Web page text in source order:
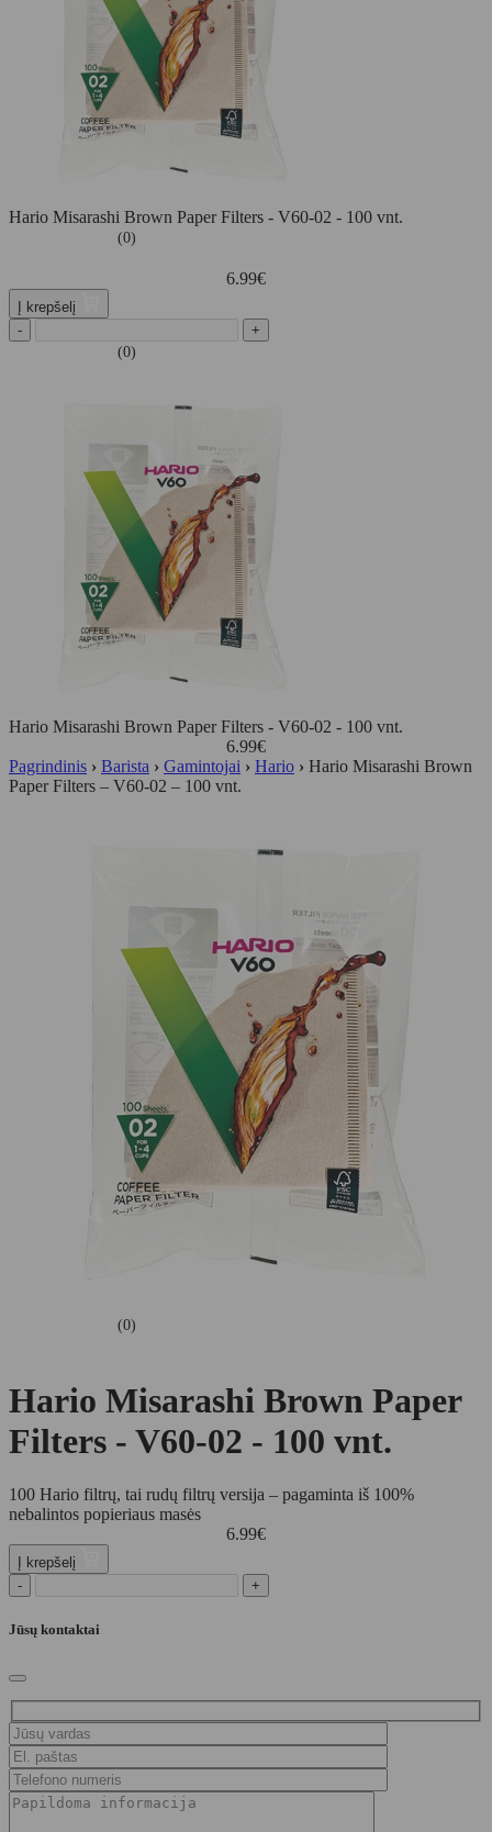
Hario Misarashi Brown Paper Filters - V60-02 - 100 vnt.
(0)
6.99€
Į krepšelį
-
+
(0)
Hario Misarashi Brown Paper Filters - V60-02 - 100 vnt.
6.99€
Pagrindinis › Barista › Gamintojai › Hario › Hario Misarashi Brown
Paper Filters – V60-02 – 100 vnt.
(0)
Hario Misarashi Brown Paper
Filters - V60-02 - 100 vnt.
100 Hario filtrų, tai rudų filtrų versija – pagaminta iš 100%
nebalintos popieriaus masės
6.99€
Į krepšelį
-
+
Jūsų kontaktai